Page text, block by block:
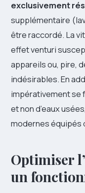
exclusivement
supplémentaire
être raccordé. La
effet venturi
appareils ou, pire,
indésirables. En
impérativement se
et non d’eaux
modernes équipés
Optimiser
un